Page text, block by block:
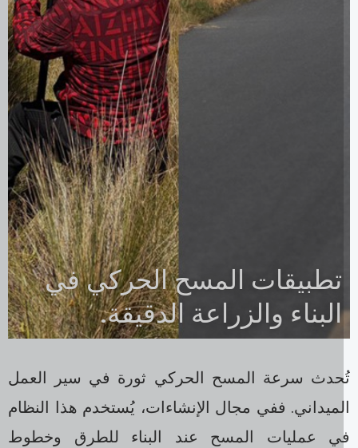
تطبيقات المسح الحركي في
البناء والزراعة الدقيقة.
سرعة المسح الحركي ثورة في سير العمل
ففي مجال الإنشاءات، يُستخدم هذا النظام
عمليات المسح عند البناء للطرق وخطوط